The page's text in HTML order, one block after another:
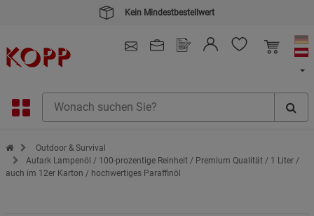
Kein Mindestbestellwert
Zur Startseite des Kopp Verlag Online-Shop
Outdoor & Survival
Autark Lampenöl / 100-prozentige Reinheit / Premium Qualität / 1 Liter /
auch im 12er Karton / hochwertiges Paraffinöl